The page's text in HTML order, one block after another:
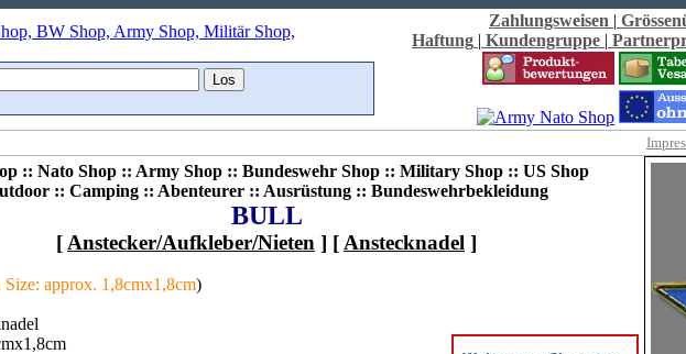
Zahlungsweisen |
Haftung | Kundengruppe |
:: Nato Shop :: Army Shop :: Bundeswehr Shop :: Military Shop :: US Shop
:: Camping :: Abenteurer :: Ausrüstung :: Bundeswehrbekleidung
BULL
[ Anstecker/Aufkleber/Nieten ] [ Anstecknadel ]
Size: approx. 1,8cmx1,8cm)